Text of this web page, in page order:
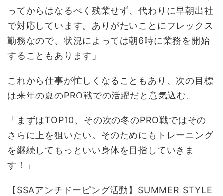
ってからはなるべく残業せず、代わりに早朝出社
で対応しています。ありがたいことにフレックス
勤務なので、状況によっては朝6時に業務を開始
することもあります」
これから仕事が忙しくなることもあり、次の目標
は来年の夏のPRO戦での活躍だと意気込む。
「まずはTOP10、その次の冬のPRO戦ではその
さらに上を狙いたい。そのためにもトレーニング
を継続してもっといい身体を目指していきま
す！」
【SSAアンチドーピング活動】SUMMER STYLE